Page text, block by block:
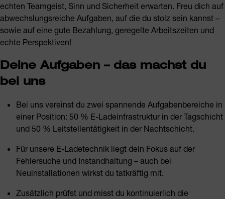
echten Teamgeist, Sinn und Sicherheit erwarten. Freu dich auf
abwechslungsreiche Aufgaben, auf die du stolz sein kannst –
sowie auf eine gute Bezahlung, geregelte Arbeitszeiten und
echte Perspektiven!
Deine Aufgaben – das machst du
bei uns
Bei uns vereinst du zwei spannende Aufgabenbereiche in
einer Position: 50 % E-Ladeinfrastruktur in der Tagschicht
und 50 % Leitstellentätigkeit in der Nachtschicht.
Für unsere E-Ladetechnik liegt dein Fokus auf der
Fehlersuche und Instandhaltung – auch bei
Neuinstallationen wirkst du tatkräftig mit.
Zusätzlich prüfst und misst du kontinuierlich die